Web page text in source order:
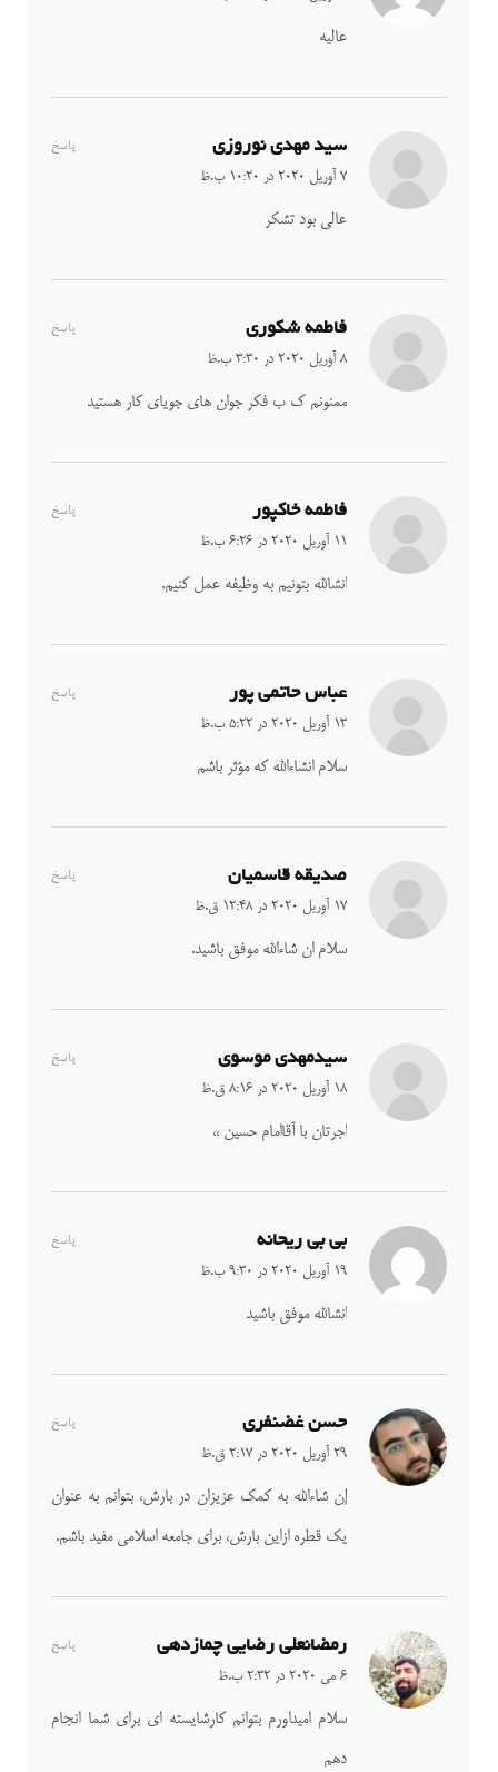
عالیه
سید مهدی نوروزی
7 آوریل 2020 در 10:20 ب.ظ
پاسخ
عالی بود تشکر
فاطمه شکوری
8 آوریل 2020 در 3:30 ب.ظ
پاسخ
ممنونم ک ب فکر جوان های جویای کار هستید
فاطمه خاکپور
11 آوریل 2020 در 6:26 ب.ظ
پاسخ
انشالله بتونیم به وظیفه عمل کنیم.
عباس حاتمی پور
13 آوریل 2020 در 5:22 ب.ظ
پاسخ
سلام انشاءالله که مؤثر باشم
صدیقه قاسمیان
17 آوریل 2020 در 12:48 ق.ظ
پاسخ
سلام ان شاءالله موفق باشید.
سیدمهدی موسوی
18 آوریل 2020 در 8:16 ق.ظ
پاسخ
اجرتان با آقاامام حسین ،،
بی بی ریحانه
19 آوریل 2020 در 9:30 ب.ظ
پاسخ
انشالله موفق باشید
حسن غضنفری
29 آوریل 2020 در 2:17 ق.ظ
پاسخ
إن شاءالله به کمک عزیزان در بارش، بتوانم به عنوان
یک قطره ازاین بارش، برای جامعه اسلامی مفید باشم.
رمضانعلی رضایی چمازدهی
6 می 2020 در 2:32 ب.ظ
پاسخ
سلام امیداورم بتوانم کارشایسته ای برای شما انجام
دهم